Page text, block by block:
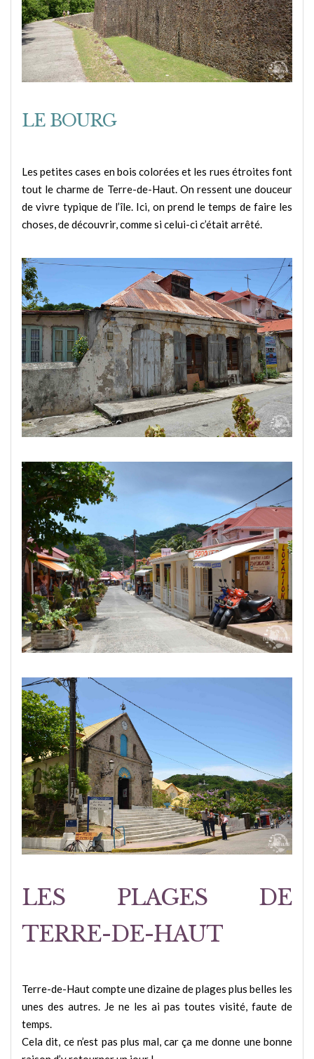
LE BOURG
Les petites cases en bois colorées et les rues étroites font
tout le charme de Terre-de-Haut. On ressent une douceur
de vivre typique de l’île. Ici, on prend le temps de faire les
choses, de découvrir, comme si celui-ci c’était arrêté.
LES PLAGES DE
TERRE-DE-HAUT
Terre-de-Haut compte une dizaine de plages plus belles les
unes des autres. Je ne les ai pas toutes visité, faute de
temps.
Cela dit, ce n’est pas plus mal, car ça me donne une bonne